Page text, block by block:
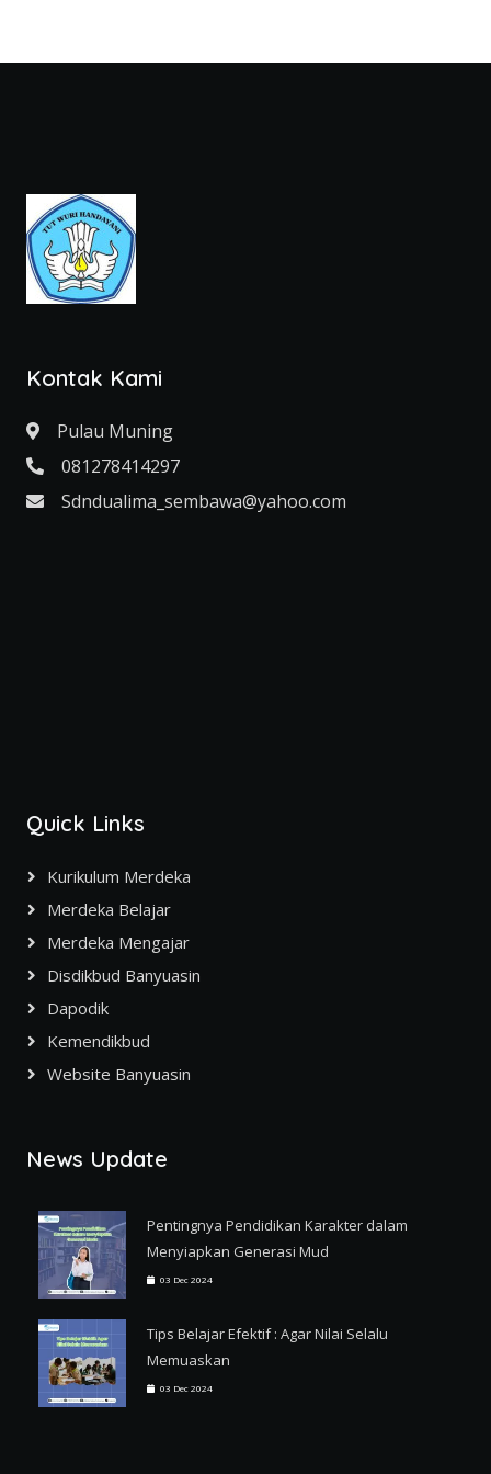
Kontak Kami
Pulau Muning
081278414297
Sdndualima_sembawa@yahoo.com
Quick Links
Kurikulum Merdeka
Merdeka Belajar
Merdeka Mengajar
Disdikbud Banyuasin
Dapodik
Kemendikbud
Website Banyuasin
News Update
Pentingnya Pendidikan Karakter dalam
Menyiapkan Generasi Mud
03 Dec 2024
Tips Belajar Efektif : Agar Nilai Selalu
Memuaskan
03 Dec 2024